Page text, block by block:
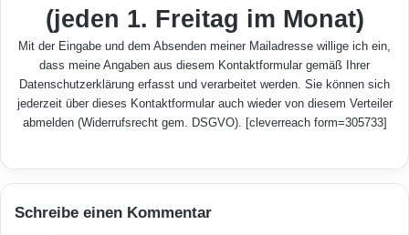
(jeden 1. Freitag im Monat)
Mit der Eingabe und dem Absenden meiner Mailadresse willige ich ein,
dass meine Angaben aus diesem Kontaktformular gemäß Ihrer
Datenschutzerklärung erfasst und verarbeitet werden. Sie können sich
jederzeit über dieses Kontaktformular auch wieder von diesem Verteiler
abmelden (Widerrufsrecht gem. DSGVO). [cleverreach form=305733]
Schreibe einen Kommentar